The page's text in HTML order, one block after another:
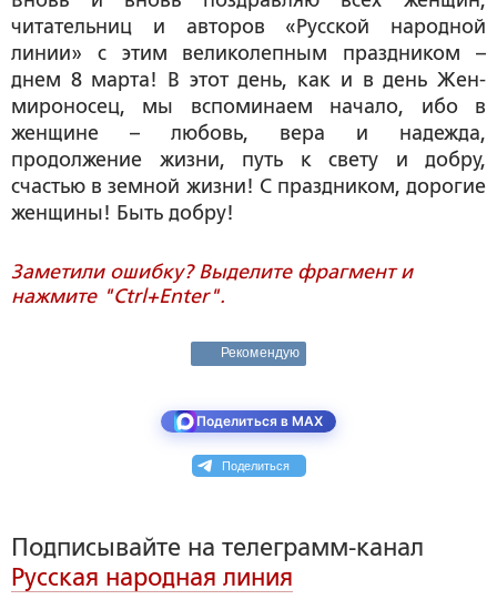
читательниц и авторов «Русской народной
линии» с этим великолепным праздником –
днем 8 марта! В этот день, как и в день Жен-
мироносец, мы вспоминаем начало, ибо в
женщине – любовь, вера и надежда,
продолжение жизни, путь к свету и добру,
счастью в земной жизни! С праздником, дорогие
женщины! Быть добру!
Заметили ошибку? Выделите фрагмент и
нажмите "Ctrl+Enter".
Рекомендую
Поделиться в MAX
Поделиться
Подписывайте на телеграмм-канал
Русская народная линия